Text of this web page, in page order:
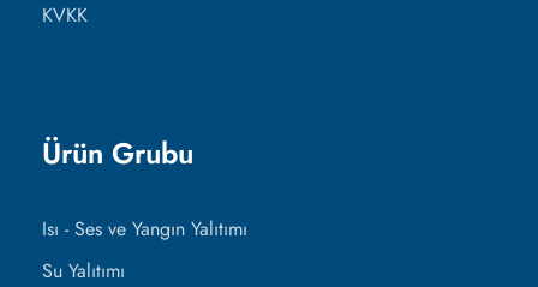
KVKK
Ürün Grubu
Isı - Ses ve Yangın Yalıtımı
Su Yalıtımı